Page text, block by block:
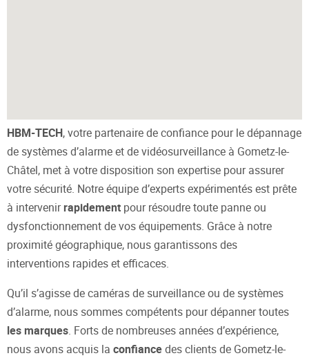
HBM-TECH, votre partenaire de confiance pour le dépannage
de systèmes d’alarme et de vidéosurveillance à Gometz-le-
Châtel, met à votre disposition son expertise pour assurer
votre sécurité. Notre équipe d’experts expérimentés est prête
à intervenirrapidement pour résoudre toute panne ou
dysfonctionnement de vos équipements. Grâce à notre
proximité géographique, nous garantissons des
interventions rapides et efficaces.
Qu’il s’agisse de caméras de surveillance ou de systèmes
d’alarme, nous sommes compétents pour dépanner toutes
les marques. Forts de nombreuses années d’expérience,
nous avons acquis la confiancedes clients de Gometz-le-